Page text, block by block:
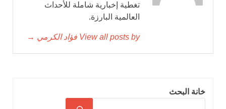
تغطية إخبارية شاملة للأحداث
العالمية البارزة.
View all posts by فؤاد الكرمي →
خانة البحث